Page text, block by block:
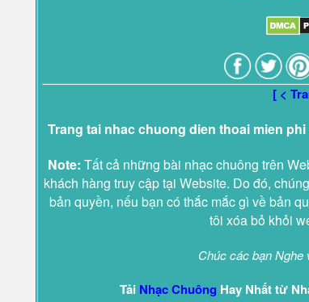
[ <
Trang tai nhac chuong dien thoai mien
Note: Tất cả những bài nhạc chuông trên
khách hàng truy cập tại Website. Do đó,
bản quyền, nếu bạn có thắc mắc gì về bản
tôi xóa bỏ khỏi
Chúc các bạn Nghe
Tải Nhạc Chuông Hay Nhất từ